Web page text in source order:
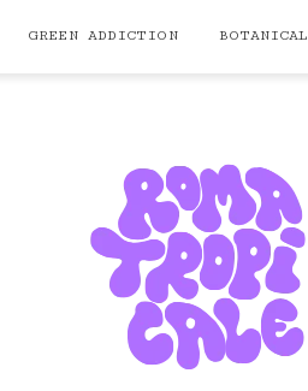
GREEN ADDICTION BOTANICAL